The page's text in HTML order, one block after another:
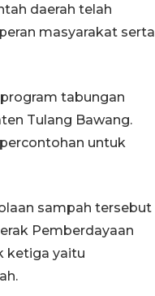
daerah telah
masyarakat serta
tabungan
Tulang Bawang.
untuk
sampah tersebut
Pemberdayaan
ketiga yaitu